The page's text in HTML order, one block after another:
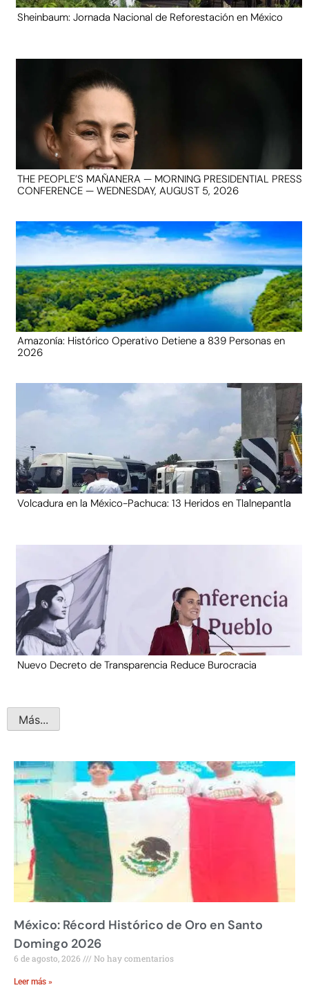
Sheinbaum: Jornada Nacional de Reforestación en México
THE PEOPLE’S MAÑANERA — MORNING PRESIDENTIAL PRESS
CONFERENCE — WEDNESDAY, AUGUST 5, 2026
Amazonía: Histórico Operativo Detiene a 839 Personas en
2026
Volcadura en la México-Pachuca: 13 Heridos en Tlalnepantla
Nuevo Decreto de Transparencia Reduce Burocracia
Más...
México: Récord Histórico de Oro en Santo
Domingo 2026
6 de agosto, 2026 No hay comentarios
Leer más »